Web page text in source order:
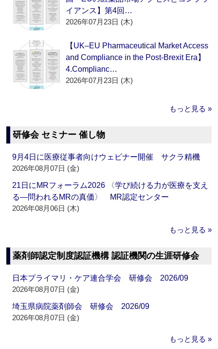
イアンス】第4回…
2026年07月23日 (木)
【UK–EU Pharmaceutical Market Access
and Compliance in the Post-Brexit Era】
4.Complianc…
2026年07月23日 (木)
もっと見る »
研修会 セミナー 催し物
9月4日に医療従事者向けウェビナー開催 サクラ精機
2026年08月07日 (金)
21日にMRフォーラム2026 〈学び続ける力が医療を支え
る―問われるMRの真価〉 MR認定センター
2026年08月06日 (木)
もっと見る »
薬剤師認定制度認証機構 認証機関の生涯研修会
日本プライマリ・ケア連合学会 研修会 2026/09
2026年08月07日 (金)
埼玉県病院薬剤師会 研修会 2026/09
2026年08月07日 (金)
もっと見る »